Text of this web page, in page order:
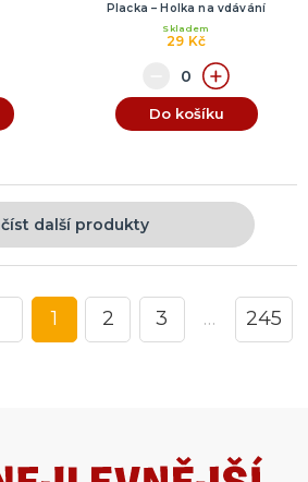
Placka – Holka na vdávání
29 Kč
Skladem
Do košíku
další produkty
1 2 3 … 245